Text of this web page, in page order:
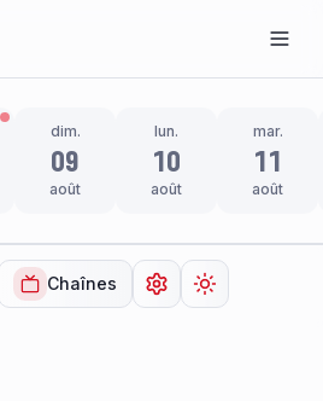
dim.
09
août
lun.
10
août
mar.
11
août
Chaînes Ouvrir lesChanger de